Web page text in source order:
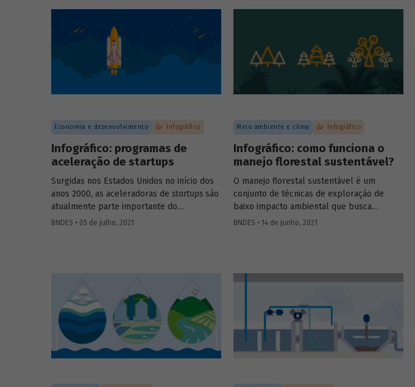
sobre a atuação do Banco.
Economia e desenvolvimento Infográfico
Infográfico: programas de
aceleração de startups
Surgidas nos Estados Unidos no início dos
anos 2000, as aceleradoras de startups são
atualmente parte importante do
ecossistema de empreendedorismo. Com
consolidar seus negócios. Entenda tudo
sobre como eles funcionam no infográfico
que preparamos.
BNDES • 05 de julho, 2021
Meio ambiente e clima Infográfico
Infográfico: como funciona o
manejo florestal sustentável?
O manejo florestal sustentável é um
conjunto de técnicas de exploração de
baixo impacto ambiental que busca
reproduzir o ciclo natural da floresta,
sociais. Confira o infográfico que
funciona.
BNDES • 14 de junho, 2021